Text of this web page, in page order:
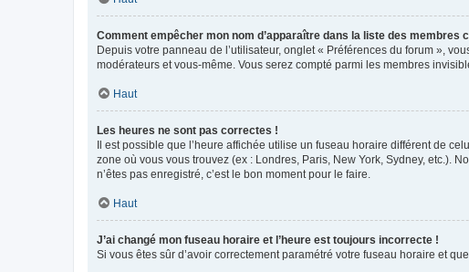
Comment empêcher mon nom d’apparaître dans la liste des membres
Depuis votre panneau de l’utilisateur, onglet « Préférences du forum »,
modérateurs et vous-même. Vous serez compté parmi les membres
Haut
Les heures ne sont pas correctes !
Il est possible que l’heure affichée utilise un fuseau horaire différent de
zone où vous vous trouvez (ex : Londres, Paris, New York, Sydney, etc.).
n’êtes pas enregistré, c’est le bon moment pour le faire.
Haut
J’ai changé mon fuseau horaire et l’heure est toujours incorrecte !
Si vous êtes sûr d’avoir correctement paramétré votre fuseau horaire et